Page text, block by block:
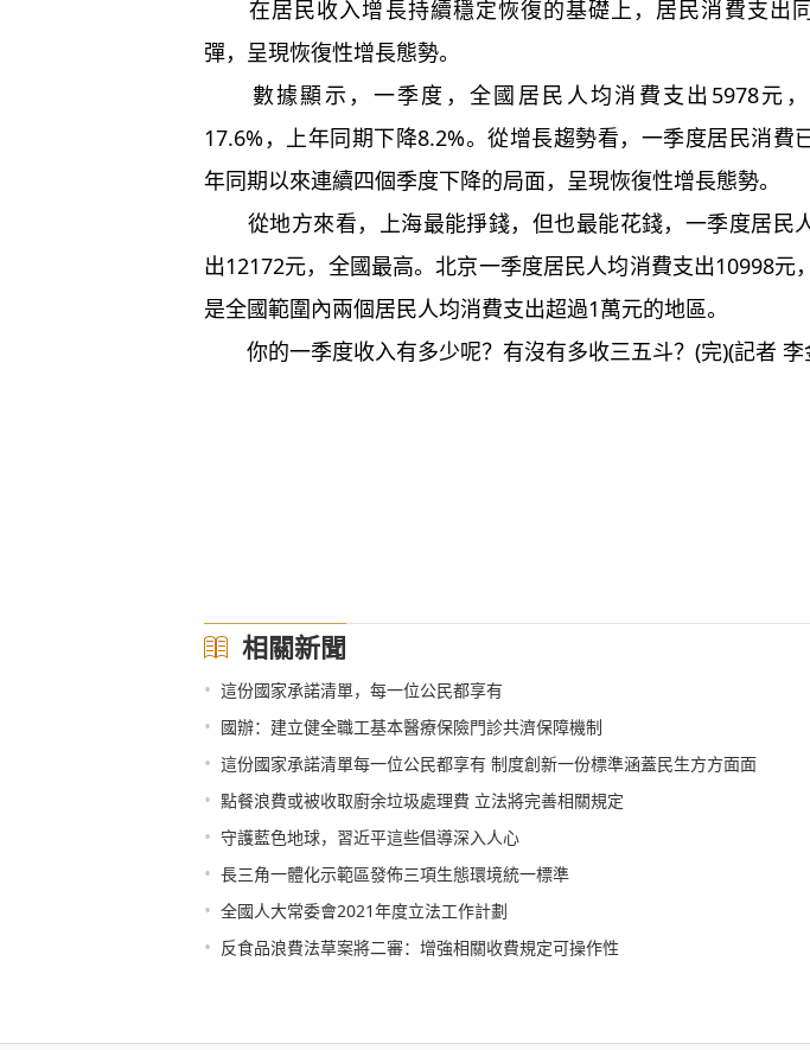
在居民收入增長持續穩定恢復的基礎上，居民消費支出
彈，呈現恢復性增長態勢。
數據顯示，一季度，全國居民人均消費支出5978元，
17.6%，上年同期下降8.2%。從增長趨勢看，一季度居民消費
年同期以來連續四個季度下降的局面，呈現恢復性增長態勢。
從地方來看，上海最能掙錢，但也最能花錢，一季度居民
出12172元，全國最高。北京一季度居民人均消費支出10998元
是全國範圍內兩個居民人均消費支出超過1萬元的地區。
你的一季度收入有多少呢？有沒有多收三五斗？(完)(記者 李
相關新聞
• 這份國家承諾清單，每一位公民都享有
• 國辦：建立健全職工基本醫療保險門診共濟保障機制
• 這份國家承諾清單每一位公民都享有 制度創新一份標準涵蓋民生方方面面
• 點餐浪費或被收取廚余垃圾處理費 立法將完善相關規定
• 守護藍色地球，習近平這些倡導深入人心
• 長三角一體化示範區發佈三項生態環境統一標準
• 全國人大常委會2021年度立法工作計劃
• 反食品浪費法草案將二審：增強相關收費規定可操作性